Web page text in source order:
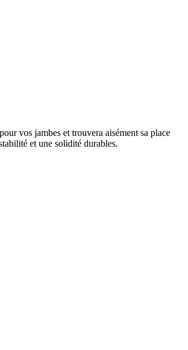
vos jambes et trouvera aisément sa place
et une solidité durables.